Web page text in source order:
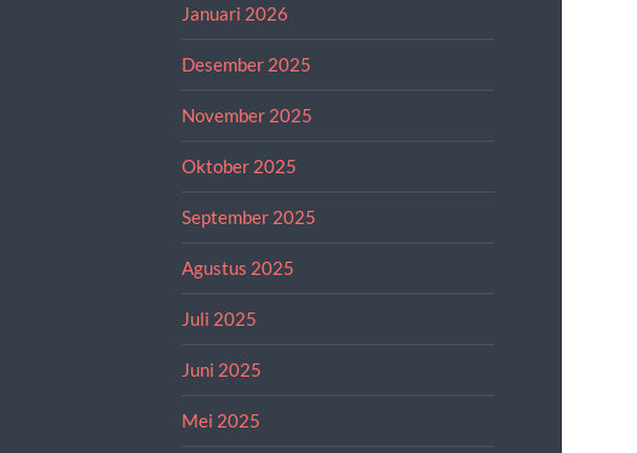
Januari 2026
Desember 2025
November 2025
Oktober 2025
September 2025
Agustus 2025
Juli 2025
Juni 2025
Mei 2025